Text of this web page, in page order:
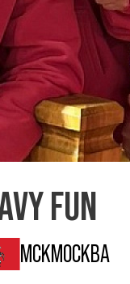
FUN
МСКМОСКВА